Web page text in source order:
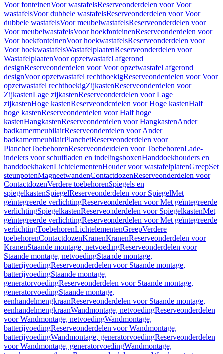
Voor fonteinenVoor wastafelsReserveonderdelen voor Voor
wastafelsVoor dubbele wastafelsReserveonderdelen voor Voor
dubbele wastafelsVoor meubelwastafelsReserveonderdelen voor
Voor meubelwastafelsVoor hoekfonteinenReserveonderdelen voor
Voor hoekfonteinenVoor hoekwastafelsReserveonderdelen voor
Voor hoekwastafelsWastafelplaatenReserveonderdelen voor
WastafelplaatenVoor opzetwastafel afgerond
designReserveonderdelen voor Voor opzetwastafel afgerond
designVoor opzetwastafel rechthoekigReserveonderdelen voor Voor
opzetwastafel rechthoekigZijkastenReserveonderdelen voor
ZijkastenLage zijkastenReserveonderdelen voor Lage
zijkastenHoge kastenReserveonderdelen voor Hoge kastenHalf
hoge kastenReserveonderdelen voor Half hoge
kastenHangkastenReserveonderdelen voor HangkastenAnder
badkamermeubilairReserveonderdelen voor Ander
badkamermeubilairPlanchetReserveonderdelen voor
PlanchetToebehorenReserveonderdelen voor ToebehorenLade-
indelers voor schuifladen en indelingsboxenHanddoekhouders en
handdoekhakenLichtelementenHouder voor wastafelplatenGreepSet
steunpotenMagneetwandenContactdozenReserveonderdelen voor
ContactdozenVerdere toebehorenSpiegels en
spiegelkastenSpiegelReserveonderdelen voor SpiegelMet
geïntegreerde verlichtingReserveonderdelen voor Met geïntegreerde
verlichtingSpiegelkastenReserveonderdelen voor SpiegelkastenMet
geïntegreerde verlichtingReserveonderdelen voor Met geïntegreerde
verlichtingToebehorenLichtelementenGreepVerdere
toebehorenContactdozenKranenKranenReserveonderdelen voor
KranenStaande montage, netvoedingReserveonderdelen voor
Staande montage, netvoedingStaande montage,
batterijvoedingReserveonderdelen voor Staande montage,
batterijvoedingStaande montage,
generatorvoedingReserveonderdelen voor Staande montage,
generatorvoedingStaande montage,
eenhandelmengkraanReserveonderdelen voor Staande montage,
eenhandelmengkraanWandmontage, netvoedingReserveonderdelen
voor Wandmontage, netvoedingWandmontage,
batterijvoedingReserveonderdelen voor Wandmontage,
batterijvoedingWandmontage, generatorvoedingReserveonderdelen
voor Wandmontage, generatorvoedingWandmontage,